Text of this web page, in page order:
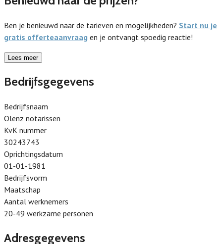
Ben je benieuwd naar de tarieven en mogelijkheden? Start nu je
gratis offerteaanvraag en je ontvangt spoedig reactie!
Lees meer
Bedrijfsgegevens
Bedrijfsnaam
Olenz notarissen
KvK nummer
30243743
Oprichtingsdatum
01-01-1981
Bedrijfsvorm
Maatschap
Aantal werknemers
20-49 werkzame personen
Adresgegevens